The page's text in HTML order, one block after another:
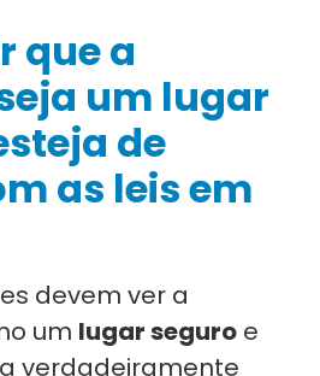
que a
um lugar
de
as leis em
devem ver a
um lugar seguro e
verdadeiramente